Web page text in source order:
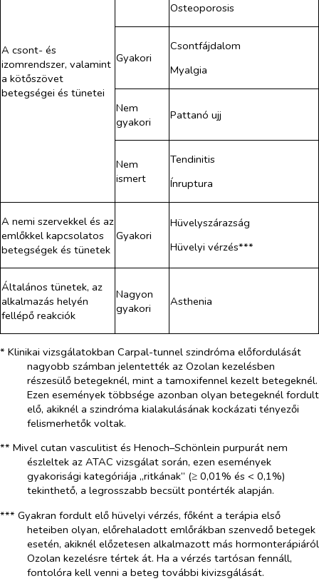
A csont- és
izomrendszer, valamint
a kötőszövet
betegségei és tünetei
Osteoporosis
Gyakori
Csontfájdalom
Myalgia
Nem
gyakori
Pattanó ujj
Nem
ismert
Tendinitis
Ínruptura
A nemi szervekkel és az
emlőkkel kapcsolatos
betegségek és tünetek
Gyakori
Hüvelyszárazság
Hüvelyi vérzés***
Általános tünetek, az
alkalmazás helyén
fellépő reakciók
Nagyon
gyakori
Asthenia
* Klinikai vizsgálatokban Carpal-tunnel szindróma előfordulását
nagyobb számban jelentették az Ozolan kezelésben
részesülő betegeknél, mint a tamoxifennel kezelt betegeknél.
Ezen események többsége azonban olyan betegeknél fordult
elő, akiknél a szindróma kialakulásának kockázati tényezői
felismerhetők voltak.
** Mivel cutan vasculitist és Henoch–Schönlein purpurát nem
észleltek az ATAC vizsgálat során, ezen események
gyakorisági kategóriája „ritkának” (≥ 0,01% és < 0,1%)
tekinthető, a legrosszabb becsült pontérték alapján.
*** Gyakran fordult elő hüvelyi vérzés, főként a terápia első
heteiben olyan, előrehaladott emlőrákban szenvedő betegek
esetén, akiknél előzetesen alkalmazott más hormonterápiáról
Ozolan kezelésre tértek át. Ha a vérzés tartósan fennáll,
fontolóra kell venni a beteg további kivizsgálását.